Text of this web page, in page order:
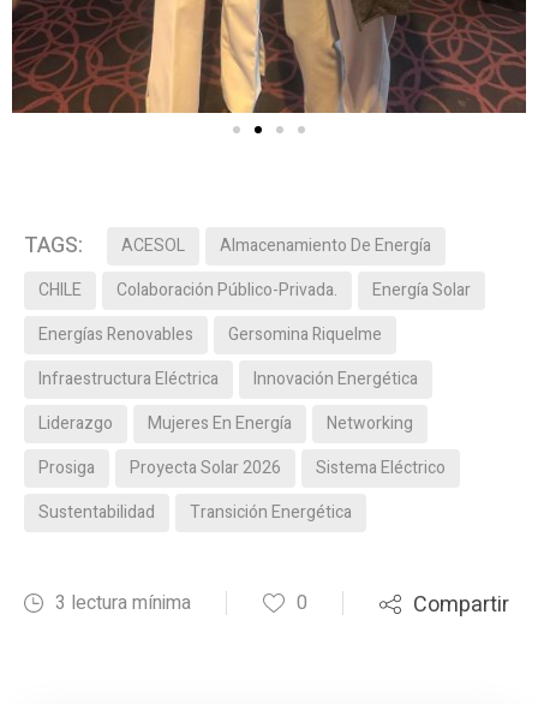
TAGS: ACESOL
Almacenamiento De Energía
CHILE
Colaboración Público-Privada.
Energía Solar
Energías Renovables
Gersomina Riquelme
Infraestructura Eléctrica
Innovación Energética
Liderazgo
Mujeres En Energía
Networking
Prosiga
Proyecta Solar 2026
Sistema Eléctrico
Sustentabilidad
Transición Energética
3 lectura mínima 0 Compartir